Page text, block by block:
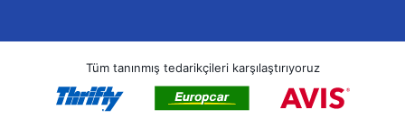
Tüm tanınmış tedarikçileri karşılaştırıyoruz